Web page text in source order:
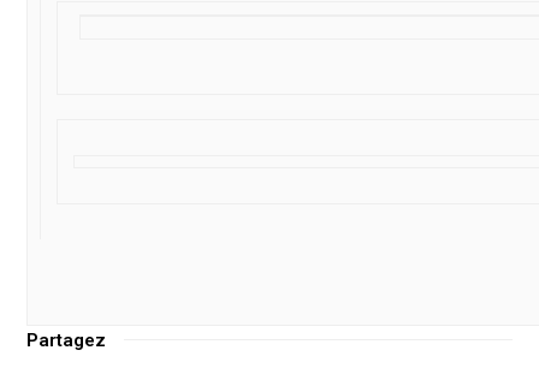
Partagez